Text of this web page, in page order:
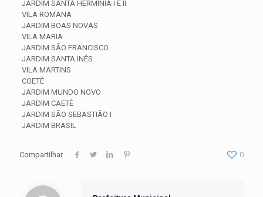
JARDIM SANTA HERMÍNIA I E II
VILA ROMANA
JARDIM BOAS NOVAS
VILA MARIA
JARDIM SÃO FRANCISCO
JARDIM SANTA INÊS
VILA MARTINS
COETÉ
JARDIM MUNDO NOVO
JARDIM CAETÉ
JARDIM SÃO SEBASTIÃO I
JARDIM BRASIL
Compartilhar 0